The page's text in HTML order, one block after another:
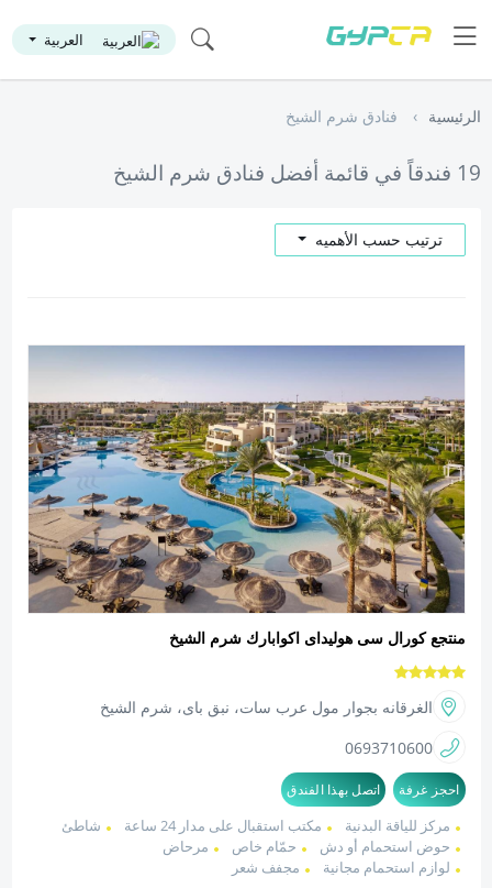
العربية
الرئيسية فنادق شرم الشيخ
19 فندقاً في قائمة أفضل فنادق شرم الشيخ
ترتيب حسب الأهميه
منتجع كورال سى هوليداى اكوابارك شرم الشيخ
الغرقانه بجوار مول عرب سات، نبق باى، شرم الشيخ
0693710600
احجز غرفة اتصل بهذا الفندق
مركز للياقة البدنية مكتب استقبال على مدار 24 ساعة
شاطئ
حوض استحمام أو دش
حمّام خاص
مرحاض
لوازم استحمام مجانية
مجفف شعر